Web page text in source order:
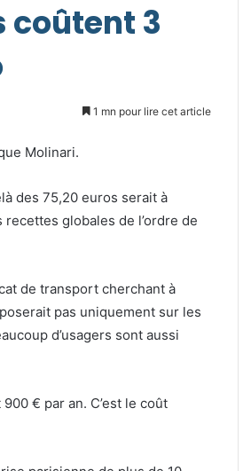
coûtent 3
1 mn pour lire cet article
Molinari.
des 75,20 euros serait à
recettes globales de l’ordre de
de transport cherchant à
pas uniquement sur les
d’usagers sont aussi
€ par an. C’est le coût